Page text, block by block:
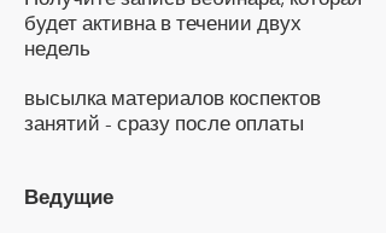
будет активна в течении двух
недель
высылка материалов коспектов
занятий - сразу после оплаты
Ведущие